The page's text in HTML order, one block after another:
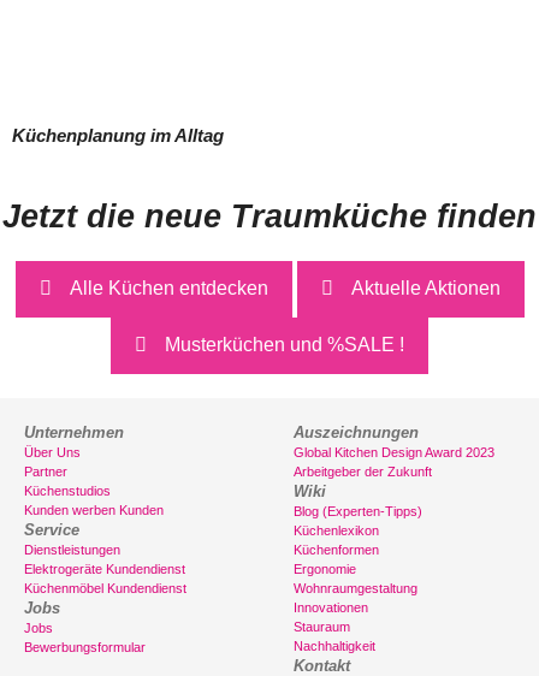
Küchenplanung im Alltag
Jetzt die neue Traumküche finden
Alle Küchen entdecken Aktuelle Aktionen
Musterküchen und %SALE !
Unternehmen
Über Uns
Partner
Küchenstudios
Kunden werben Kunden
Service
Dienstleistungen
Elektrogeräte Kundendienst
Küchenmöbel Kundendienst
Jobs
Jobs
Bewerbungsformular
Auszeichnungen
Global Kitchen Design Award 2023
Arbeitgeber der Zukunft
Wiki
Blog (Experten-Tipps)
Küchenlexikon
Küchenformen
Ergonomie
Wohnraumgestaltung
Innovationen
Stauraum
Nachhaltigkeit
Kontakt